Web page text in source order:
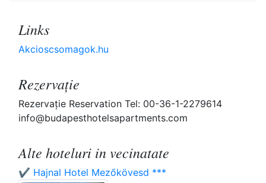
Links
Akcioscsomagok.hu
Rezervaţie
Rezervaţie Reservation Tel: 00-36-1-2279614
info@budapesthotelsapartments.com
Alte hoteluri in vecinatate
✔️ Hajnal Hotel Mezőkövesd ***